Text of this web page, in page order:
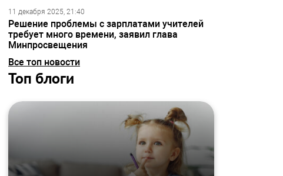
11 декабря 2025, 21:40
Решение проблемы с зарплатами учителей
требует много времени, заявил глава
Минпросвещения
Все топ новости
Топ блоги